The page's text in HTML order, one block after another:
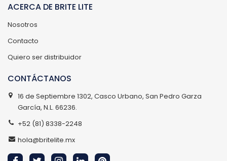
ACERCA DE BRITE LITE
Nosotros
Contacto
Quiero ser distribuidor
CONTÁCTANOS
16 de Septiembre 1302, Casco Urbano, San Pedro Garza
García, N.L. 66236.
+52 (81) 8338-2248
hola@britelite.mx